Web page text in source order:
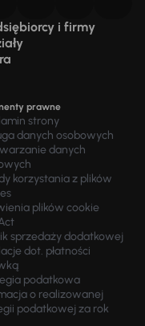
i firmy
prawne
strony
danych osobowych
danych
korzystania z plików
plików cookie
sprzedaży dodatkowej
dot. płatności
podatkowa
o realizowanej
podatkowej za rok